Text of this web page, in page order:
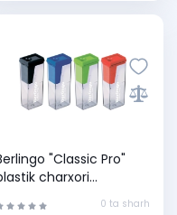
"Classic Pro"
charxori
0 ta sharh